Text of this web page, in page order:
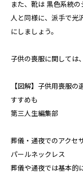
また、靴は 黒色系統
人と同様に、派手で光
にしましょう。
子供の喪服に関しては
【図解】子供用喪服
すすめも
第三人生編集部
葬儀・通夜でのアクセ
パールネックレス
葬儀や通夜では基本的